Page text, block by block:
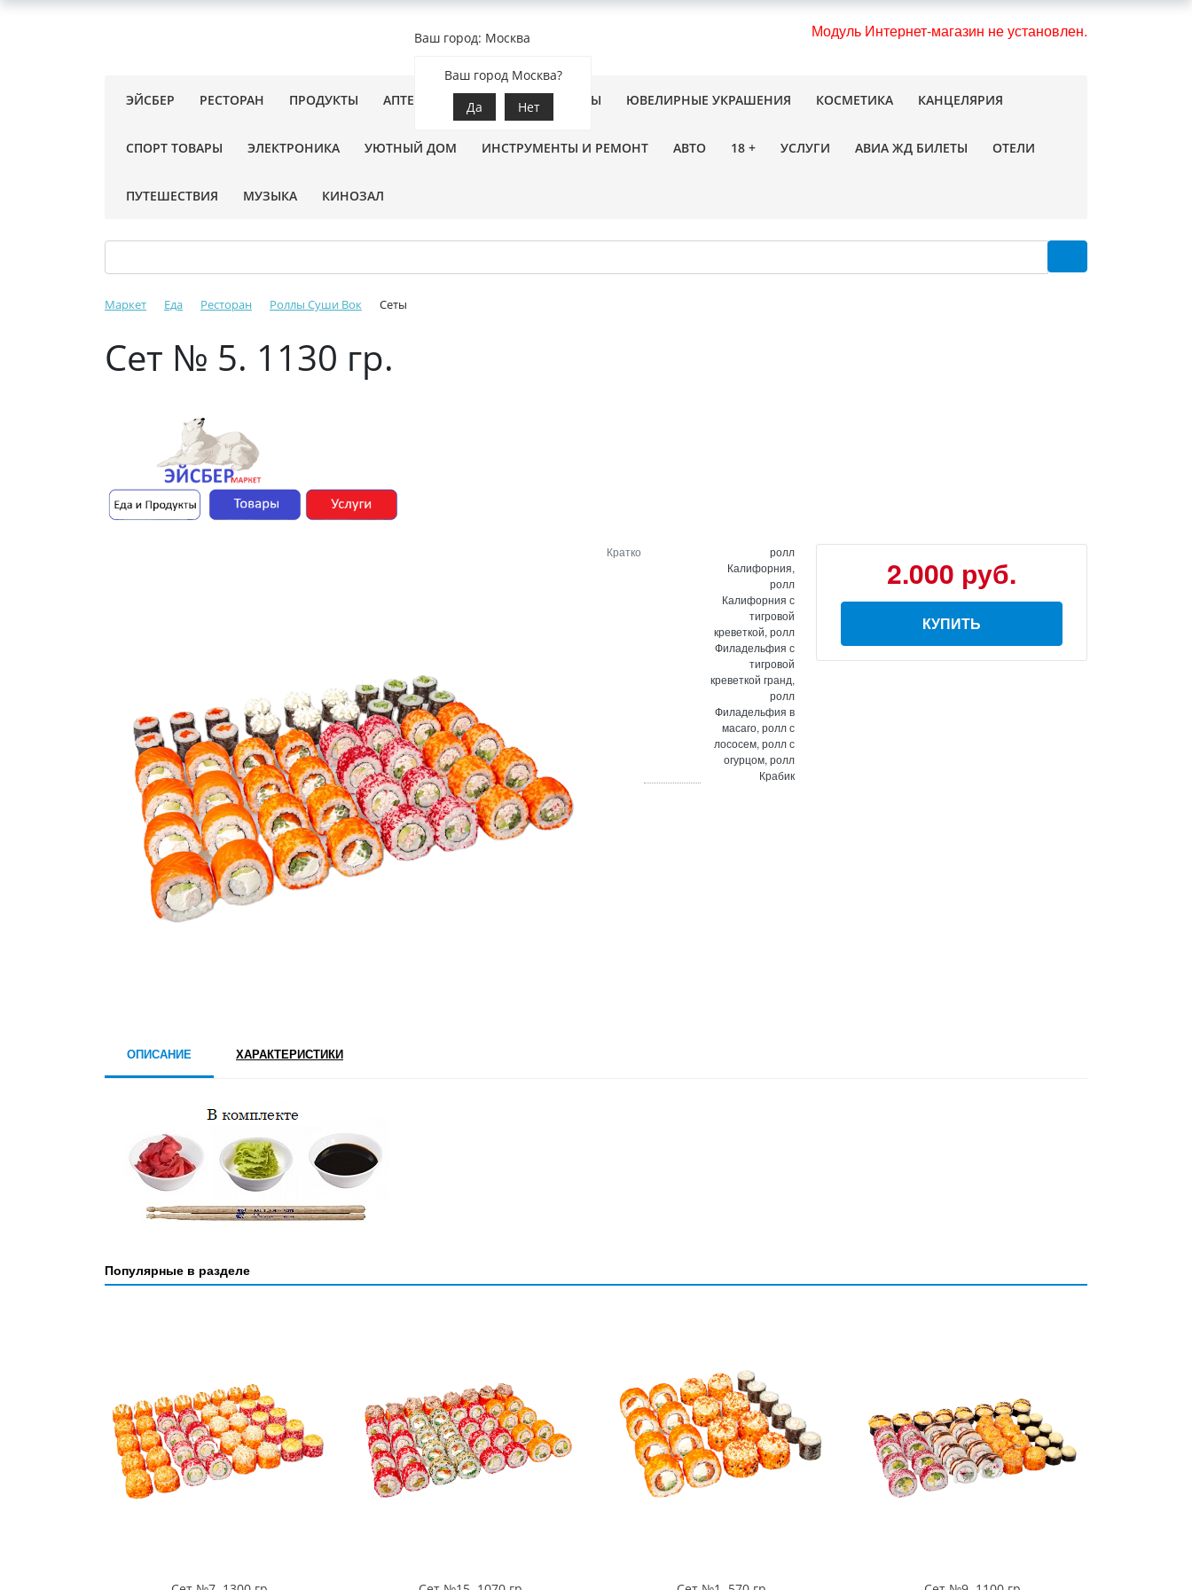
Модуль Интернет-магазин не установлен.
Ваш город: Москва
Ваш город Москва?
Да
Нет
ЭЙСБЕР РЕСТОРАН ПРОДУКТЫ АПТЕКА ЗООТОВАРЫ ЦВЕТЫ ЮВЕЛИРНЫЕ УКРАШЕНИЯ КОСМЕТИКА КАНЦЕЛЯРИЯ
СПОРТ ТОВАРЫ ЭЛЕКТРОНИКА УЮТНЫЙ ДОМ ИНСТРУМЕНТЫ И РЕМОНТ АВТО 18 + УСЛУГИ АВИА ЖД БИЛЕТЫ ОТЕЛИ
ПУТЕШЕСТВИЯ МУЗЫКА КИНОЗАЛ
Маркет Еда Ресторан Роллы Суши Вок Сеты
Сет № 5. 1130 гр.
Кратко
ролл
Калифорния,
ролл
Калифорния с
тигровой
креветкой, ролл
Филадельфия с
тигровой
креветкой гранд,
ролл
Филадельфия в
масаго, ролл с
лососем, ролл с
огурцом, ролл
Крабик
2.000 руб.
КУПИТЬ
ОПИСАНИЕ ХАРАКТЕРИСТИКИ
Популярные в разделе